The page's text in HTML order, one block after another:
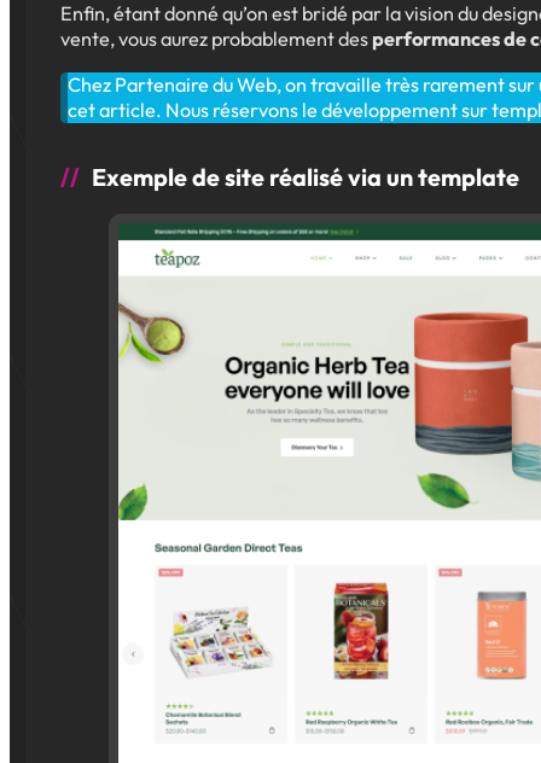
Enfin, étant donné qu’on est bridé par la vision du
vente, vous aurez probablement desperformances de
Chez Partenaire du Web, on travaille très rarement
cet article. Nous réservons le développement sur
Exemple de site réalisé via un template